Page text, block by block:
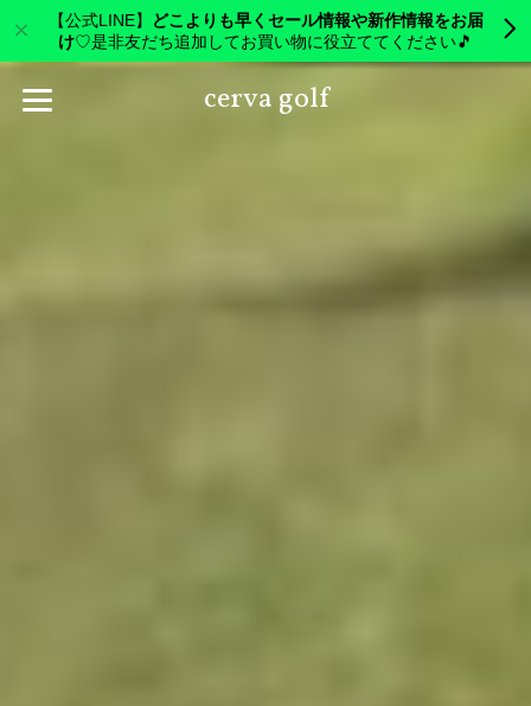
【公式LINE】
どこよりも早くセール情報や新作情報をお届
け♡是非友だち追加してお買い物に役立ててください🎵
cerva golf